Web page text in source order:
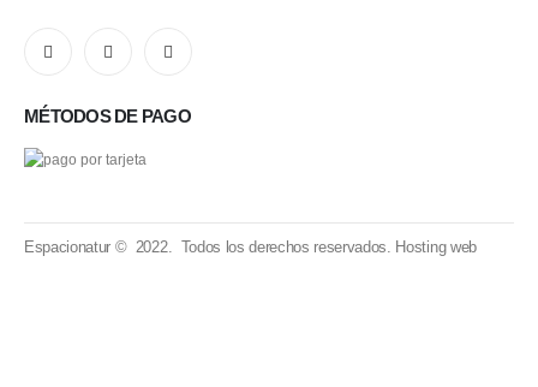
MÉTODOS DE PAGO
Espacionatur © 2022. Todos los derechos reservados. Hosting web